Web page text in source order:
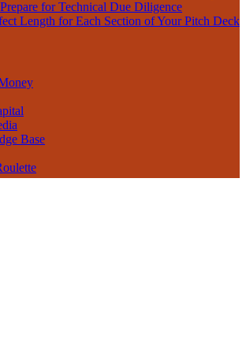
for Technical Due Diligence
Length for Each Section of Your Pitch Deck
Base